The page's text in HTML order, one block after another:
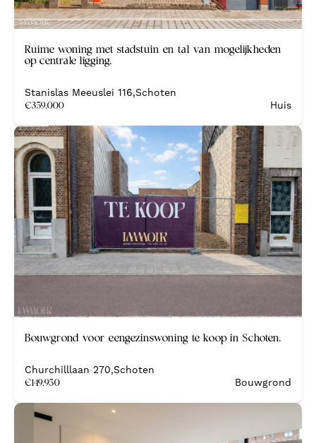
Ruime woning met stadstuin en tal van mogelijkheden
op centrale ligging.
Stanislas Meeuslei 116,Schoten
€359.000 Huis
Bouwgrond voor eengezinswoning te koop in Schoten.
Churchilllaan 270,Schoten
€149.950 Bouwgrond